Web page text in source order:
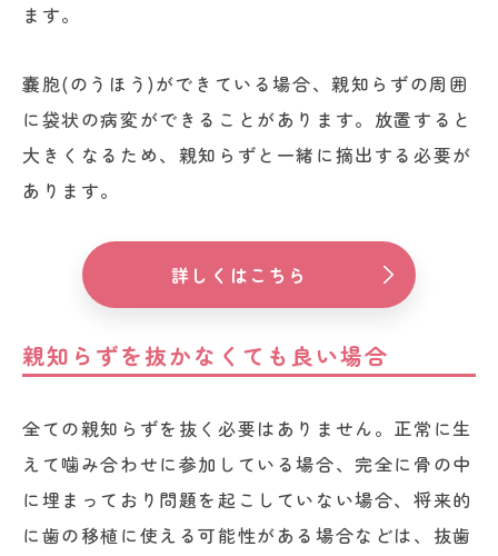
ます。
嚢胞(のうほう)ができている場合、親知らずの周囲
に袋状の病変ができることがあります。放置すると
大きくなるため、親知らずと一緒に摘出する必要が
あります。
詳しくはこちら
親知らずを抜かなくても良い場合
全ての親知らずを抜く必要はありません。正常に生
えて噛み合わせに参加している場合、完全に骨の中
に埋まっており問題を起こしていない場合、将来的
に歯の移植に使える可能性がある場合などは、抜歯